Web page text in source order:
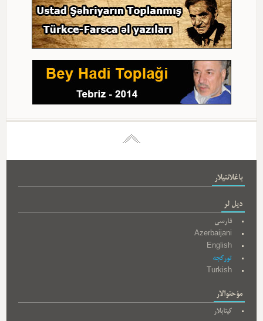
باغلانتیلار
دیل لر
فارسی
Azerbaijani
English
تورکجه
Turkish
مؤحتوالار
کیتابلار